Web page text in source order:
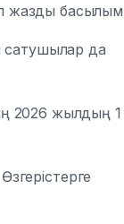
жазды
сатушылар да
2026 жылдың 1